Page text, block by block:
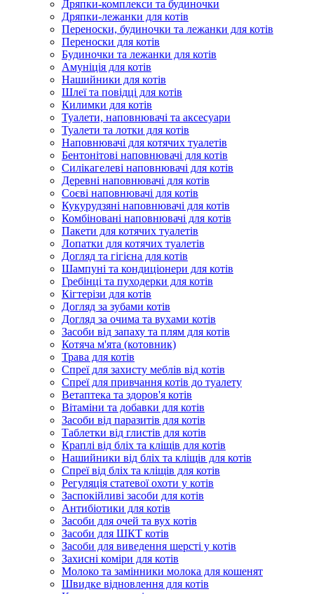
Дряпки-комплекси та будиночки
Дряпки-лежанки для котів
Переноски, будиночки та лежанки для котів
Переноски для котів
Будиночки та лежанки для котів
Амуніція для котів
Нашийники для котів
Шлеї та повідці для котів
Килимки для котів
Туалети, наповнювачі та аксесуари
Туалети та лотки для котів
Наповнювачі для котячих туалетів
Бентонітові наповнювачі для котів
Силікагелеві наповнювачі для котів
Деревні наповнювачі для котів
Соєві наповнювачі для котів
Кукурудзяні наповнювачі для котів
Комбіновані наповнювачі для котів
Пакети для котячих туалетів
Лопатки для котячих туалетів
Догляд та гігієна для котів
Шампуні та кондиціонери для котів
Гребінці та пуходерки для котів
Кігтерізи для котів
Догляд за зубами котів
Догляд за очима та вухами котів
Засоби від запаху та плям для котів
Котяча м'ята (котовник)
Трава для котів
Спреї для захисту меблів від котів
Спреї для привчання котів до туалету
Ветаптека та здоров'я котів
Вітаміни та добавки для котів
Засоби від паразитів для котів
Таблетки від глистів для котів
Краплі від бліх та кліщів для котів
Нашийники від бліх та кліщів для котів
Спреї від бліх та кліщів для котів
Регуляція статевої охоти у котів
Заспокійливі засоби для котів
Антибіотики для котів
Засоби для очей та вух котів
Засоби для ШКТ котів
Засоби для виведення шерсті у котів
Захисні коміри для котів
Молоко та замінники молока для кошенят
Швидке відновлення для котів